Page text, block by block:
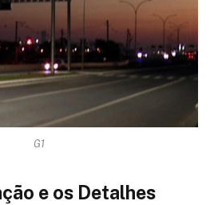
G1
e os Detalhes